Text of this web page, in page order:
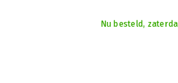
Nu besteld,